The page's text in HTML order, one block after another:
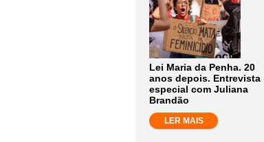
Lei Maria da Penha. 20
anos depois. Entrevista
especial com Juliana
Brandão
LER MAIS